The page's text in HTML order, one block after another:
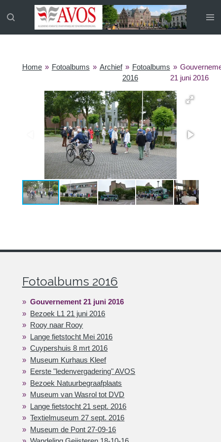
direct
Home » Fotoalbums » Archief » Fotoalbums
2016
»
21 juni 2016
Fotoalbums 2016
Gouvernement 21 juni 2016
Bezoek L1 21 juni 2016
Rooy naar Rooy
Lange fietstocht Mei 2016
Cuypershuis 8 mrt 2016
Museum Kurhaus Kleef
Eerste "ledenvergadering" AVOS
Bezoek Natuurbegraafplaats
Museum van Wasrol tot DVD
Lange fietstocht 21 sept. 2016
Textielmuseum 27 sept. 2016
Museum de Pont 27-09-16